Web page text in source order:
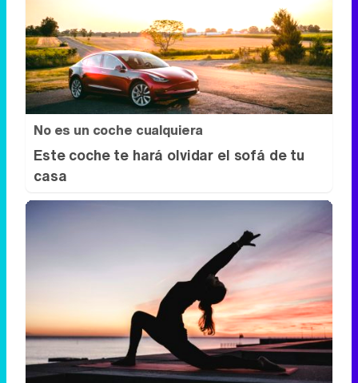
No es un coche cualquiera
Este coche te hará olvidar el sofá de tu
casa